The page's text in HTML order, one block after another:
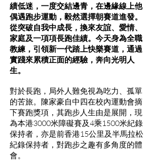
績低迷，一度交結邊青，在邊緣線上他
偶遇跑步運動，毅然選擇朝賽道進發。
從突破自我中成長，換來友誼、愛情、
家庭及一項項長跑佳績。今天身為全職
教練，引領新一代踏上快樂賽道，通過
實踐來累積正面的經驗，奔向光明人
生。
對於長跑，局外人難免視為吃力、孤單
的苦旅。陳家豪自中四在校內運動會摘
下賽跑獎項，其跑步人生由是展開，現
為本港3000米障礙賽及4乘1500米紀錄
保持者，亦是前香港15公里及半馬拉松
紀錄保持者，對跑步之趣有多角度的體
會。